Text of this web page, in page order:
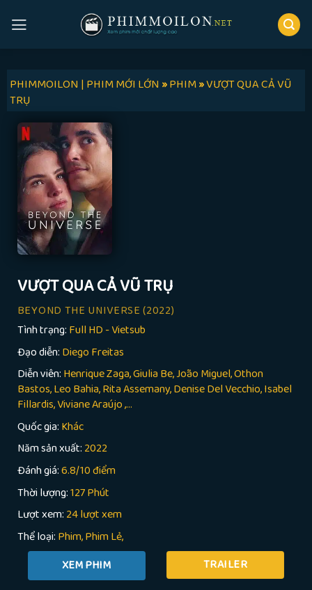
PHIMMOILON | PHIM MỚI LỚN»PHIM»VƯỢT QUA CẢ VŨ
TRỤ
VƯỢT QUA CẢ VŨ TRỤ
BEYOND THE UNIVERSE (2022)
Tình trạng: Full HD - Vietsub
Đạo diễn: Diego Freitas
Diễn viên: Henrique Zaga, Giulia Be, João Miguel, Othon
Bastos, Leo Bahia, Rita Assemany, Denise Del Vecchio, Isabel
Fillardis, Viviane Araújo ,...
Quốc gia: Khác
Năm sản xuất: 2022
Đánh giá:6.8/10 điểm
Thời lượng:127 Phút
Lượt xem: 24 lượt xem
Thể loại: Phim Phim Lẻ
TRAILER